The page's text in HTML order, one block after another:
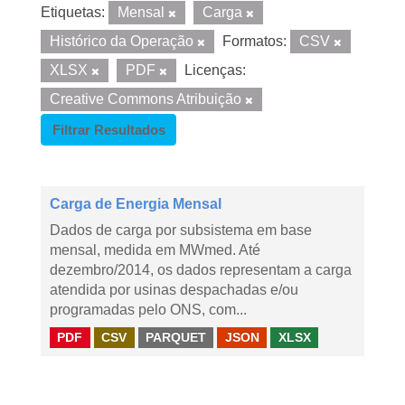
Etiquetas: Mensal
Carga
Histórico da Operação
Formatos:
CSV
XLSX
PDF
Licenças:
Creative Commons Atribuição
Filtrar Resultados
Carga de Energia Mensal
Dados de carga por subsistema em base
mensal, medida em MWmed. Até
dezembro/2014, os dados representam a carga
atendida por usinas despachadas e/ou
programadas pelo ONS, com...
PDF CSV PARQUET JSON XLSX